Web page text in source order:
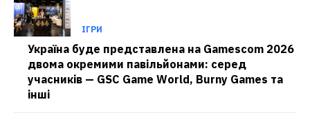
ІГРИ
Україна буде представлена на Gamescom 2026
двома окремими павільйонами: серед
учасників — GSC Game World, Burny Games та
інші